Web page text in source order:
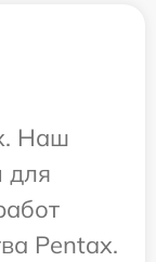
Наш
для
Pentax.